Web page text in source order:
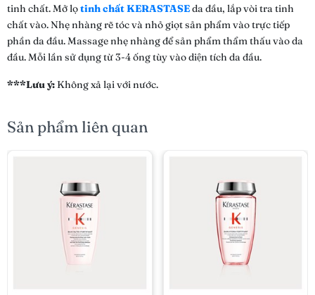
tinh chất. Mở lọtinh chất KERASTASEda đầu, lắp vòi tra tinh
chất vào. Nhẹ nhàng rẽ tóc và nhỏ giọt sản phẩm vào trực tiếp
phần da đầu. Massage nhẹ nhàng để sản phẩm thẩm thấu vào da
đầu. Mỗi lần sử dụng từ 3-4 ống tùy vào diện tích da đầu.
***Lưu ý: Không xả lại với nước.
Sản phẩm liên quan